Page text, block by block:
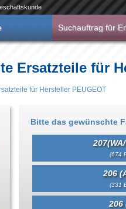
Suchauftrag für
Ersatzteile für
für Hersteller PEUGEOT
Bitte das gewünschte
(674
206
(331
206